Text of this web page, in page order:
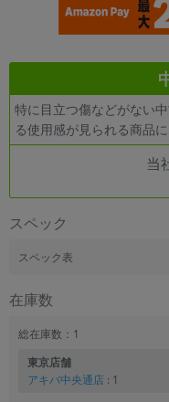
特に目立つ傷などがない
る使用感が見られる商品に
当
スペック
スペック表
在庫数
総在庫数：1
東京店舗
アキバ中央通店 : 1
各項目のチェックボックスは「or検索」と
ただし機能別のみ「and検索」となります